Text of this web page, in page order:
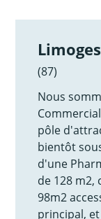
Limoges
(87)
Nous
pôle
bientôt
d'une
de 128 m2,
98m2
principal,